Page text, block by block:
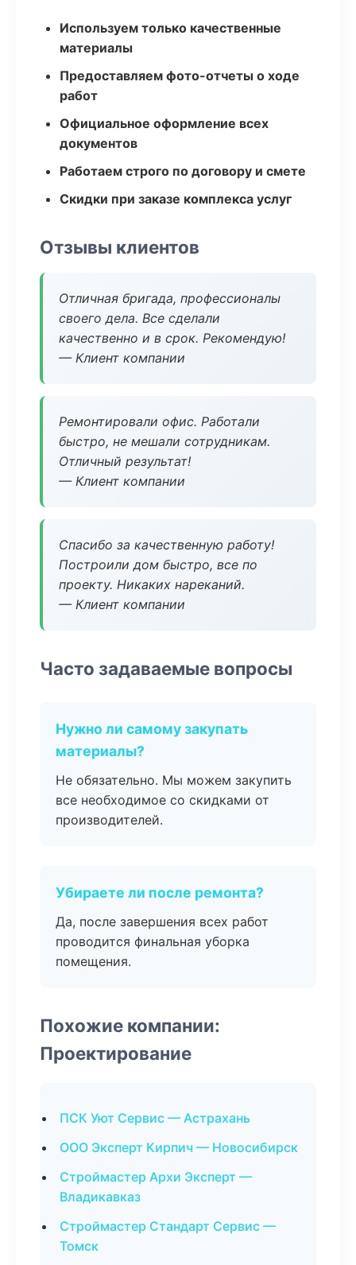
Используем только качественные
материалы
Предоставляем фото-отчеты о ходе
работ
Официальное оформление всех
документов
Работаем строго по договору и смете
Скидки при заказе комплекса услуг
Отзывы клиентов
Отличная бригада, профессионалы
своего дела. Все сделали
качественно и в срок. Рекомендую!
— Клиент компании
Ремонтировали офис. Работали
быстро, не мешали сотрудникам.
Отличный результат!
— Клиент компании
Спасибо за качественную работу!
Построили дом быстро, все по
проекту. Никаких нареканий.
— Клиент компании
Часто задаваемые вопросы
Нужно ли самому закупать
материалы?
Не обязательно. Мы можем закупить
все необходимое со скидками от
производителей.
Убираете ли после ремонта?
Да, после завершения всех работ
проводится финальная уборка
помещения.
Похожие компании:
Проектирование
ПСК Уют Сервис — Астрахань
ООО Эксперт Кирпич — Новосибирск
Строймастер Архи Эксперт —
Владикавказ
Строймастер Стандарт Сервис —
Томск